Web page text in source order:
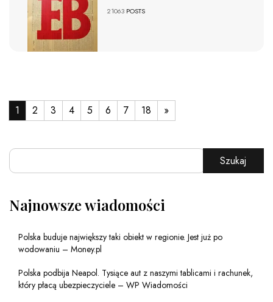
21063 POSTS
1 2 3 4 5 6 7 18 »
Szukaj
Najnowsze wiadomości
Polska buduje największy taki obiekt w regionie. Jest już po
wodowaniu – Money.pl
Polska podbija Neapol. Tysiące aut z naszymi tablicami i rachunek,
który płacą ubezpieczyciele – WP Wiadomości